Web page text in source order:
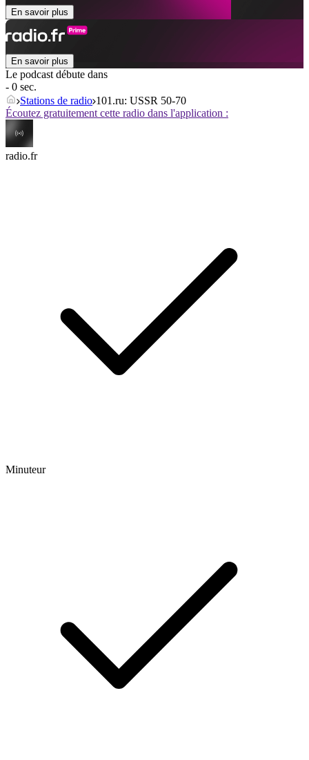
En savoir plus
En savoir plus
Le podcast débute dans
- 0 sec.
Stations de radio 101.ru: USSR 50-70
Écoutez gratuitement cette radio dans l'application :
radio.fr
Minuteur